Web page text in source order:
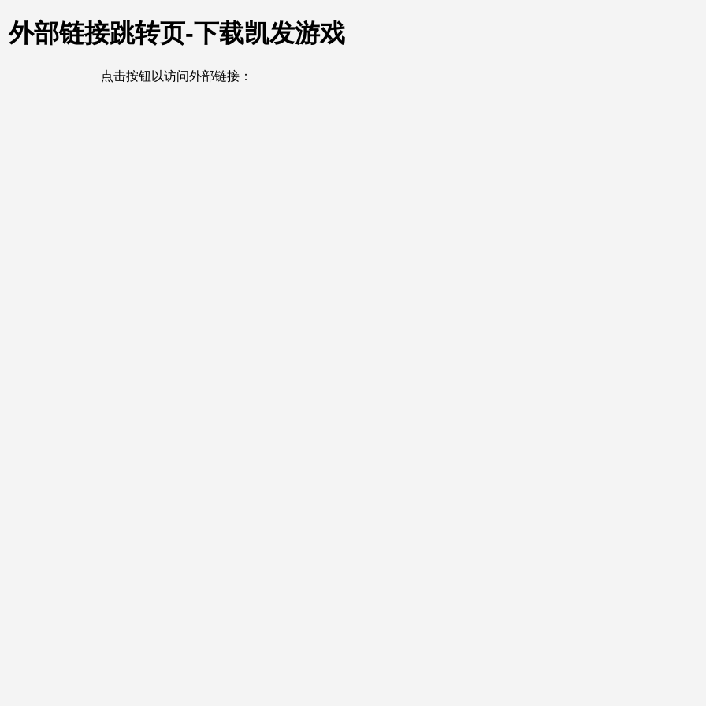
外部链接跳转页-下载凯发游戏
点击按钮以访问外部链接：